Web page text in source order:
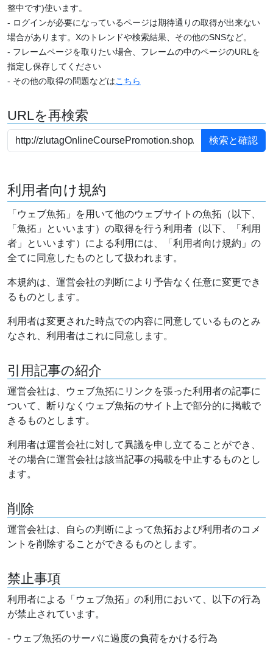
整中です)使います。
- ログインが必要になっているページは期待通りの取得が出来ない
場合があります。Xのトレンドや検索結果、その他のSNSなど。
- フレームページを取りたい場合、フレームの中のページのURLを
指定し保存してください
- その他の取得の問題などはこちら
URLを再検索
利用者向け規約
「ウェブ魚拓」を用いて他のウェブサイトの魚拓（以下、
「魚拓」といいます）の取得を行う利用者（以下、「利用
者」といいます）による利用には、「利用者向け規約」の
全てに同意したものとして扱われます。
本規約は、運営会社の判断により予告なく任意に変更でき
るものとします。
利用者は変更された時点での内容に同意しているものとみ
なされ、利用者はこれに同意します。
引用記事の紹介
運営会社は、ウェブ魚拓にリンクを張った利用者の記事に
ついて、断りなくウェブ魚拓のサイト上で部分的に掲載で
きるものとします。
利用者は運営会社に対して異議を申し立てることができ、
その場合に運営会社は該当記事の掲載を中止するものとし
ます。
削除
運営会社は、自らの判断によって魚拓および利用者のコメ
ントを削除することができるものとします。
禁止事項
利用者による「ウェブ魚拓」の利用において、以下の行為
が禁止されています。
- ウェブ魚拓のサーバに過度の負荷をかける行為